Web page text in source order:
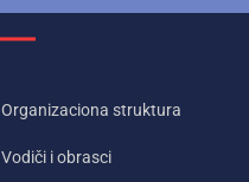
Organizaciona struktura
Vodiči i obrasci